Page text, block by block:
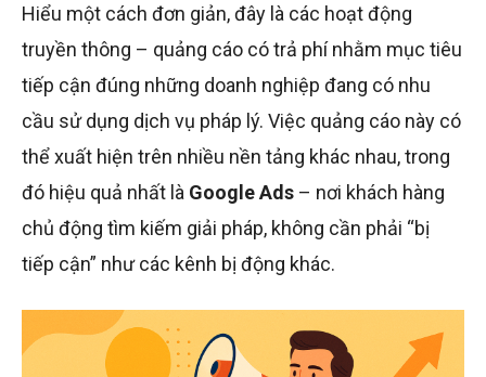
Hiểu một cách đơn giản, đây là các hoạt động
truyền thông – quảng cáo có trả phí nhằm mục tiêu
tiếp cận đúng những doanh nghiệp đang có nhu
cầu sử dụng dịch vụ pháp lý. Việc quảng cáo này có
thể xuất hiện trên nhiều nền tảng khác nhau, trong
đó hiệu quả nhất là Google Ads – nơi khách hàng
chủ động tìm kiếm giải pháp, không cần phải “bị
tiếp cận” như các kênh bị động khác.